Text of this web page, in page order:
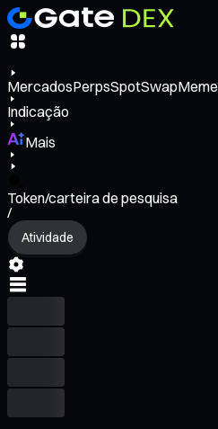
MercadosPerpsSpotSwapMeme
Indicação
Mais
Token/carteira de pesquisa
/
Atividade